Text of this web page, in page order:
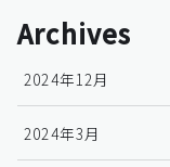
Archives
2024年12月
2024年3月